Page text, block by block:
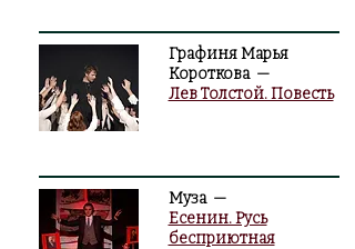
Графиня Марья
Короткова —
Лев Толстой. Повесть
Муза —
Есенин. Русь
бесприютная